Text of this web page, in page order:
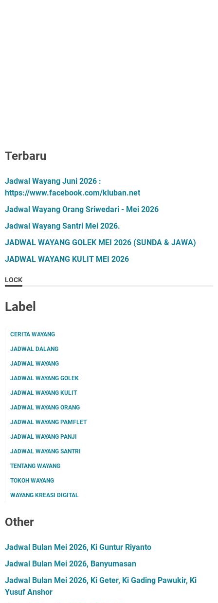
Terbaru
Jadwal Wayang Juni 2026 :
https://www.facebook.com/kluban.net
Jadwal Wayang Orang Sriwedari - Mei 2026
Jadwal Wayang Santri Mei 2026.
JADWAL WAYANG GOLEK MEI 2026 (SUNDA & JAWA)
JADWAL WAYANG KULIT MEI 2026
LOCK
Label
CERITA WAYANG
JADWAL DALANG
JADWAL WAYANG
JADWAL WAYANG GOLEK
JADWAL WAYANG KULIT
JADWAL WAYANG ORANG
JADWAL WAYANG PAMFLET
JADWAL WAYANG PANJI
JADWAL WAYANG SANTRI
TENTANG WAYANG
TOKOH WAYANG
WAYANG KREASI DIGITAL
Other
Jadwal Bulan Mei 2026, Ki Guntur Riyanto
Jadwal Bulan Mei 2026, Banyumasan
Jadwal Bulan Mei 2026, Ki Geter, Ki Gading Pawukir, Ki
Yusuf Anshor